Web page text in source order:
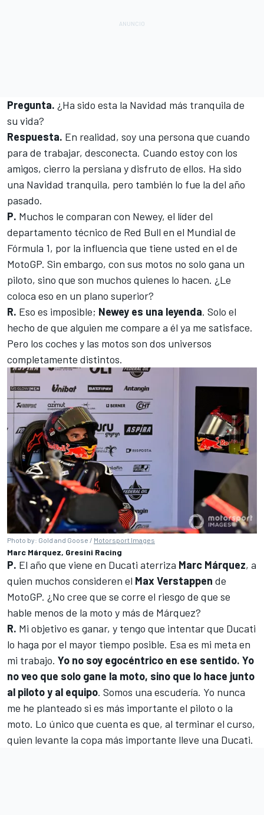
Pregunta. ¿Ha sido esta la Navidad más tranquila de
su vida?
Respuesta. En realidad, soy una persona que cuando
para de trabajar, desconecta. Cuando estoy con los
amigos, cierro la persiana y disfruto de ellos. Ha sido
una Navidad tranquila, pero también lo fue la del año
pasado.
P. Muchos le comparan con Newey, el líder del
departamento técnico de Red Bull en el Mundial de
Fórmula 1, por la influencia que tiene usted en el de
MotoGP. Sin embargo, con sus motos no solo gana un
piloto, sino que son muchos quienes lo hacen. ¿Le
coloca eso en un plano superior?
R. Eso es imposible; Newey es una leyenda. Solo el
hecho de que alguien me compare a él ya me satisface.
Pero los coches y las motos son dos universos
completamente distintos.
Photo by: Gold and Goose / Motorsport Images
Marc Márquez, Gresini Racing
P. El año que viene en Ducati aterriza Marc Márquez, a
quien muchos consideren el Max Verstappen de
MotoGP. ¿No cree que se corre el riesgo de que se
hable menos de la moto y más de Márquez?
R. Mi objetivo es ganar, y tengo que intentar que Ducati
lo haga por el mayor tiempo posible. Esa es mi meta en
mi trabajo. Yo no soy egocéntrico en ese sentido. Yo
no veo que solo gane la moto, sino que lo hace junto
al piloto y al equipo. Somos una escudería. Yo nunca
me he planteado si es más importante el piloto o la
moto. Lo único que cuenta es que, al terminar el curso,
quien levante la copa más importante lleve una Ducati.